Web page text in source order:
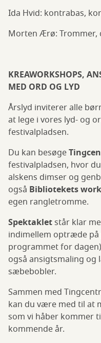
Ida Hvid: kontrabas, kor
Morten Ærø: Trommer,
KREAWORKSHOPS,
MED ORD OG LYD
Årslyd inviterer alle
at lege i vores lyd- og
festivalpladsen.
Du kan besøge
festivalpladsen, hvor
alskens dimser og
også Bibliotekets
egen rangletromme.
Spektakletstår klar
indimellem optræde på
programmet for
også ansigtsmaling
sæbebobler.
Sammen med
kan du være med til at
som vi håber kommer
kommende år.